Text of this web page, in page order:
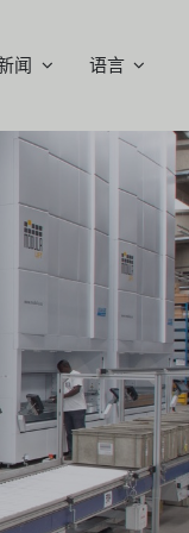
闻 语言